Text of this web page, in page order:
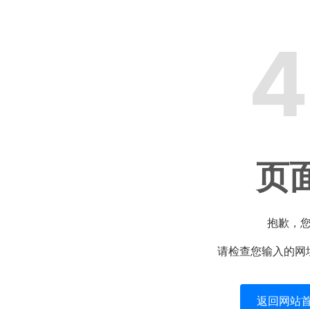
页
抱歉，
请检查您输入的
返回网站